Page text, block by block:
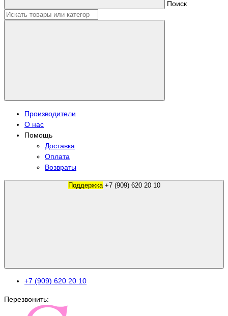
Поиск
Производители
О нас
Помощь
Доставка
Оплата
Возвраты
Поддержка +7 (909) 620 20 10
+7 (909) 620 20 10
Перезвонить: